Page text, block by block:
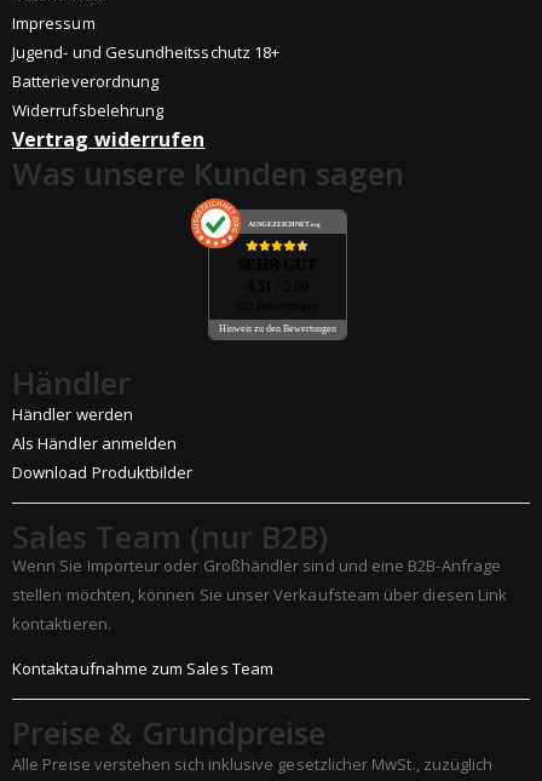
Impressum
Jugend- und Gesundheitsschutz 18+
Batterieverordnung
Widerrufsbelehrung
Vertrag widerrufen
Was unsere Kunden sagen
AUSGEZEICHNET.org
Hinweis zu den Bewertungen
Händler
Händler werden
Als Händler anmelden
Download Produktbilder
Sales Team (nur B2B)
Wenn Sie Importeur oder Großhändler sind und eine B2B-Anfrage
stellen möchten, können Sie unser Verkaufsteam über diesen Link
kontaktieren.
Kontaktaufnahme zum Sales Team
Preise & Grundpreise
Alle Preise verstehen sich inklusive gesetzlicher MwSt., zuzüglich